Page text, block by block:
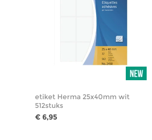
etiket Herma 25x40mm wit
512stuks
€ 6,95